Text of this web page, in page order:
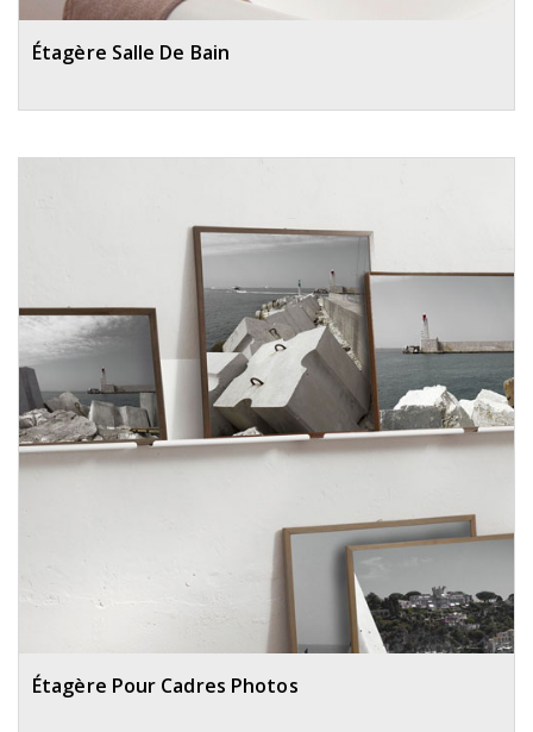
Étagère Salle De Bain
Étagère Pour Cadres Photos